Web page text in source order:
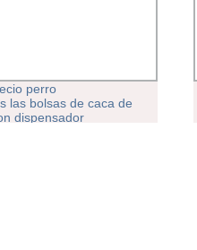
perro
las bolsas de caca de
dispensador